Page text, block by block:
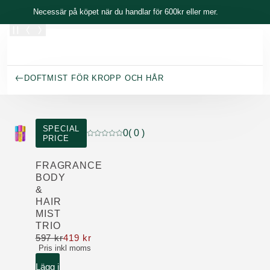
Necessär på köpet när du handlar för 600kr eller mer.
DOFTMIST FÖR KROPP OCH HÅR
SPECIAL
PRICE
Nuvarande betyg: 0 av 5 stjärnor
0( 0 )
FRAGRANCE
BODY
&
HAIR
MIST
TRIO
Pris inkl moms
597 kr419 krNu 419 kr ordinarie pris 597 kr
Lägg i